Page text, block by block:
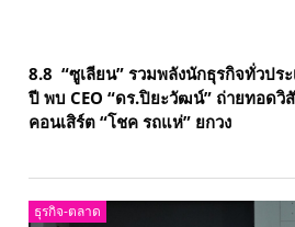
8.8 “ซูเลียน” รวมพลังนักธุรกิจทั่วปร
ปี พบ CEO “ดร.ปิยะวัฒน์” ถ่ายทอด
คอนเสิร์ต “โชค รถแห่” ยกวง
ธุรกิจ-ตลาด